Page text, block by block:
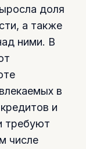
доля
а также
ними. В
в
и
требуют
числе